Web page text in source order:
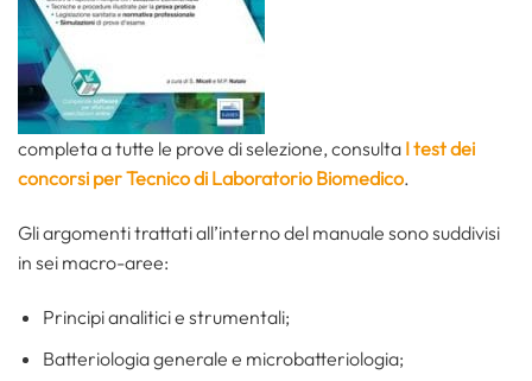
completa a tutte le prove di selezione, consulta I test dei
concorsi per Tecnico di Laboratorio Biomedico.
Gli argomenti trattati all’interno del manuale sono suddivisi
in sei macro-aree:
Principi analitici e strumentali;
Batteriologia generale e microbatteriologia;